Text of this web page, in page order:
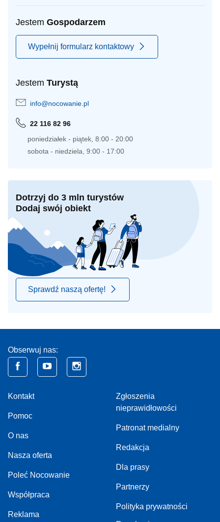
Jestem Gospodarzem
Wypełnij formularz kontaktowy
Jestem Turystą
info@nocowanie.pl
22 116 82 96
poniedziałek - piątek, 8:00 - 20:00
sobota - niedziela, 9:00 - 17:00
Dotrzyj do 3 mln turystów
Dodaj swój obiekt
Sprawdź naszą ofertę!
Obserwuj nas:
Kontakt
Pomoc
O nas
Nasza oferta
Poleć Nocowanie
Współpraca
Reklama
Zgłoszenia
nieprawidłowości
Patronat medialny
Redakcja
Dla prasy
Partnerzy
Polityka prywatności